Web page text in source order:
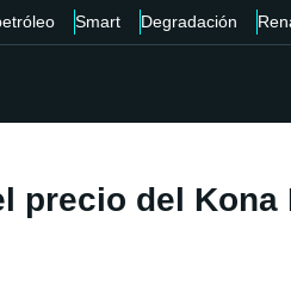
Smart Degradación
precio del